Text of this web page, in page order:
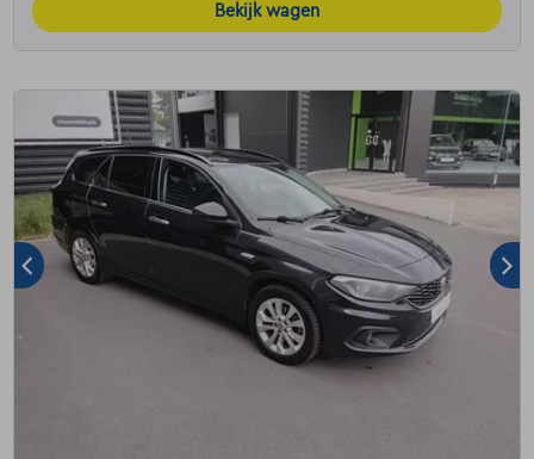
Bekijk wagen